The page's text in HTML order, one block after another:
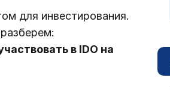
для инвестирования.
в IDO на